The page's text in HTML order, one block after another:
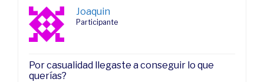
Joaquin
Participante
Por casualidad llegaste a conseguir lo que
querías?